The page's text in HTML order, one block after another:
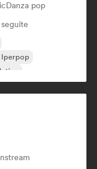
Danza pop
Iperpop